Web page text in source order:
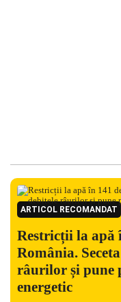
ARTICOL RECOMANDAT
Restricții la apă
România.
râurilor și pune
energetic